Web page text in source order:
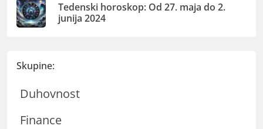
Tedenski horoskop: Od 27. maja do 2.
junija 2024
Skupine:
Duhovnost
Finance